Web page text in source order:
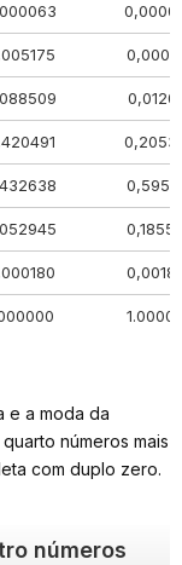
e a moda da
números mais
com duplo zero.
números